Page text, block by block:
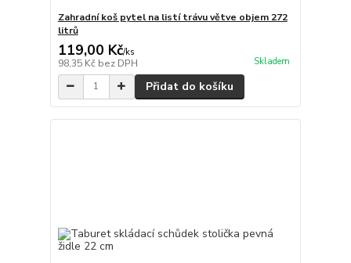
Zahradní koš pytel na listí trávu větve objem 272
litrů
119,00 Kč/ks
98,35 Kč bez DPH Skladem
Přidat do košíku